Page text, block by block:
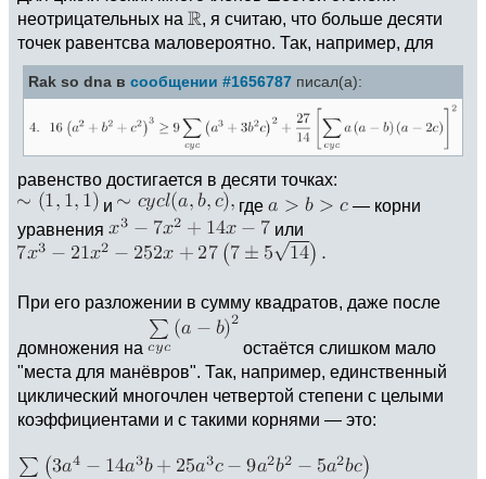
неотрицательных на
, я считаю, что больше десяти
точек равентсва маловероятно. Так, например, для
Rak so dna в сообщении #1656787 писал(а):
равенство достигается в десяти точках:
и
где
— корни
уравнения
или
При его разложении в сумму квадратов, даже после
домножения на
остаётся слишком мало
"места для манёвров". Так, например, единственный
циклический многочлен четвертой степени с целыми
коэффициентами и с такими корнями — это: